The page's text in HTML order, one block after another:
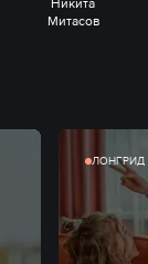
Никита
Митасов
ЛОНГРИД